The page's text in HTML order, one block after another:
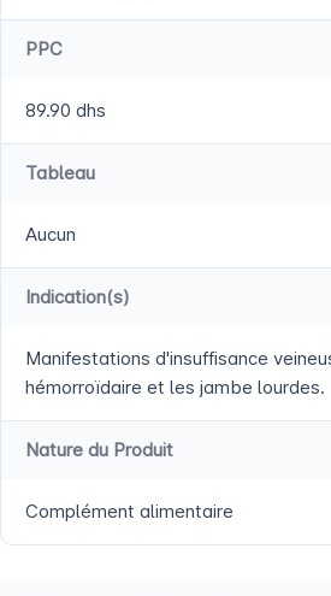
PPC
89.90 dhs
Tableau
Aucun
Indication(s)
Manifestations d'insuffisance
hémorroïdaire et les jambe lourdes.
Nature du Produit
Complément alimentaire